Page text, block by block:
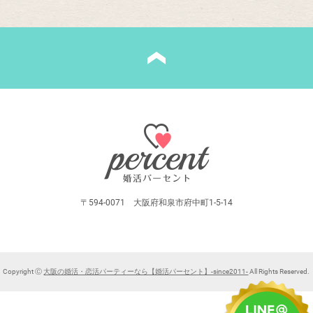
〒594-0071 大阪府和泉市府中町1-5-14
Copyright Ⓒ 大阪の婚活・恋活パーティーなら【婚活パーセント】-since2011-All Rights Reserved.